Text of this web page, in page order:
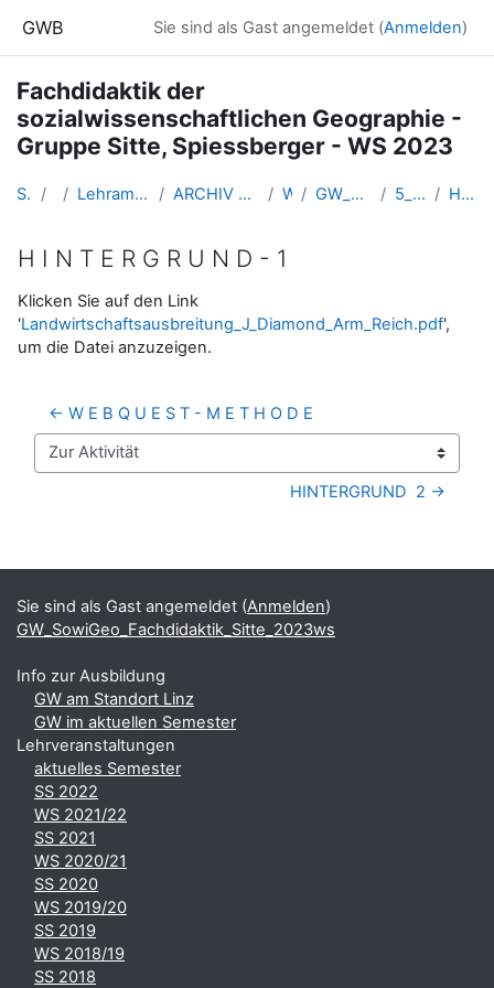
GWB Sie sind als Gast angemeldet (Anmelden)
Fachdidaktik der
sozialwissenschaftlichen Geographie -
Gruppe Sitte, Spiessberger - WS 2023
Startseite Kurse Lehramtsausbildung GW im Cluster Österreich Mitte ARCHIV - Lehrveranstaltungen am Standort Linz - seit 2016 WS_2023/24 GW_SowiGeo_Fachdidaktik_Sitte_2023ws 5_ Fr. 23. November 2023 H I N T E R G R U N D - 1
H I N T E R G R U N D - 1
Abschlussbedingungen
Klicken Sie auf den Link
'Landwirtschaftsausbreitung_J_Diamond_Arm_Reich.pdf',
um die Datei anzuzeigen.
← W E B Q U E S T - M E T H O D E
Zur Aktivität
HINTERGRUND  2 →
Ergänzungsblöcke
Sie sind als Gast angemeldet (Anmelden)
GW_SowiGeo_Fachdidaktik_Sitte_2023ws
Info zur Ausbildung
GW am Standort Linz
GW im aktuellen Semester
Lehrveranstaltungen
aktuelles Semester
SS 2022
WS 2021/22
SS 2021
WS 2020/21
SS 2020
WS 2019/20
SS 2019
WS 2018/19
SS 2018